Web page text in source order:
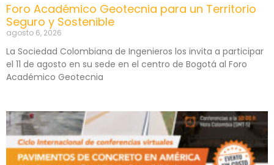
Foro Académico Geotecnia para un Territorio
Seguro y Sostenible
agosto 6, 2026
La Sociedad Colombiana de Ingenieros los invita a participar
el 11 de agosto en su sede en el centro de Bogotá al Foro
Académico Geotecnia